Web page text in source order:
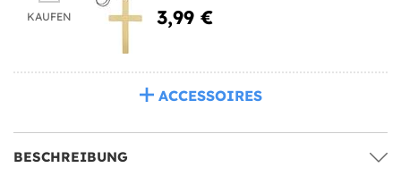
KAUFEN 3,99 €
ACCESSOIRES
BESCHREIBUNG